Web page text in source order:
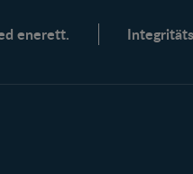
enerett.